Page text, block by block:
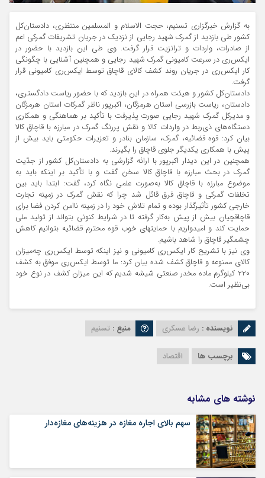
به گزارش خبرگزاری تسنیم، حجت الاسلام و المسلمین منتظری، دادستان‌کل
کشور طی بازدید از گمرک شهید رجایی از نزدیک در جریان تشریفات گمرکی اعم
از صادرات، واردات و ترانزیت قرار گرفت. وی طی این بازدید با حضور در
ایکس‌ری در سرعت کامیونی گمرک شهید رجایی و همچنین آشنایی با چگونگی
کار ایکس‌ری در جریان روند کشف کالای قاچاق توسط ایکس‌ری کامیونی قرار
گرفت.
دادستان‌کل کشور و هیئت همراه در این بازدید که با حضور ریاست دادگستری،
دادستان، ریاست بازرسی استان هرمزگان، اکبرپور ناظر گمرکات استان هرمزگان
و مدیرکل گمرک شهید رجایی صورت پذیرفت با تأکید بر هماهنگی و همکاری
دستگاه‌های ذی‌ربط در واردات کالا و نقش پررنگ گمرک در مبارزه با قاچاق کالا
بیان کرد: قوه قضائیه، گمرک، سازمان بنادر و تعزیرات حکومتی باید بیش از
پیش با همکاری یکدیگر جلوی قاچاق را بگیرند.
همچنین در این دیدار اکبرپور با ارائه گزارشی به دادستان‌کل کشور از جدّیت
گمرک در بحث مبارزه با قاچاق کالا سخن گفت و با تأکید بر اینکه باید به
موضوع مبارزه با قاچاق کالا به‌صورت علمی نگاه کرد، گفت: ابتدا باید بین
تخلفات گمرکی و قاچاق فرق قائل شد چرا که نقش گمرک در زمینه تجارت
خارجی کشور تأثیرگذار بوده و تمام تلاش خود را در زمینه ناامن کردن فضا برای
قاچاقچیان بیش از پیش به‌کار گرفته تا در شرایط کنونی بتواند از تولید ملی
حمایت کند و امیدواریم با حمایتهای خوب قوه محترم قضائیه بتوانیم کاهش
چشمگیر قاچاق را شاهد باشیم.
وی نیز با تشریح کار ایکس‌ری کامیونی و نیز اینکه توسط ایکس‌ری چه‌میزان
کالای ممنوعه و قاچاق کشف شده بیان کرد: ما توسط ایکس‌ری موفق به کشف
۲۲۰ کیلوگرم ماده مخدر صنعتی شیشه شدیم که این میزان کشف در نوع خود
بی‌نظیر است.
نویسنده : رضا عسکری منبع : تسنیم
برچسب ها اقتصاد
نوشته های مشابه
سهم بالای اجاره‌‌ مغازه در هزینه‌‌های مغازه‌‌دار